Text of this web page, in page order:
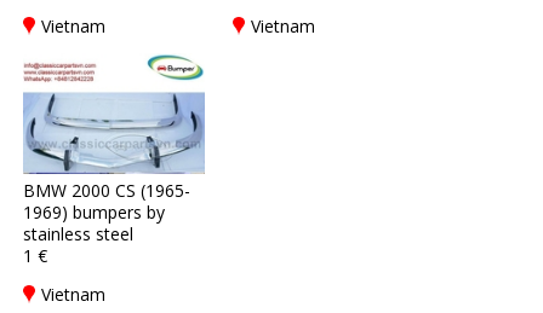
Vietnam
Vietnam
BMW 2000 CS (1965-
1969) bumpers by
stainless steel
1 €
Vietnam